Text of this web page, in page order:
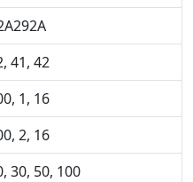
41, 42
1, 16
2, 16
30, 50, 100